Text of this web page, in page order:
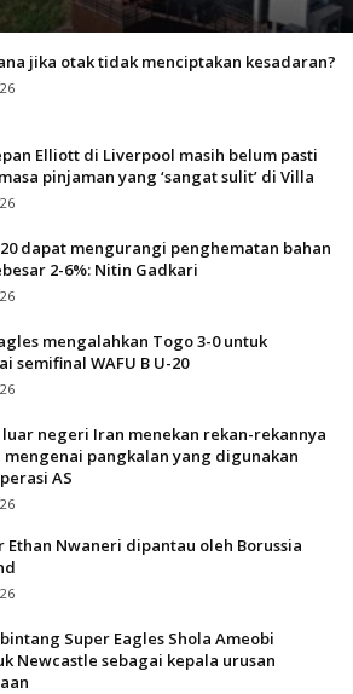
jika otak tidak menciptakan kesadaran?
Elliott di Liverpool masih belum pasti
pinjaman yang ‘sangat sulit’ di Villa
dapat mengurangi penghematan bahan
2-6%: Nitin Gadkari
mengalahkan Togo 3-0 untuk
semifinal WAFU B U-20
negeri Iran menekan rekan-rekannya
mengenai pangkalan yang digunakan
AS
Ethan Nwaneri dipantau oleh Borussia
Super Eagles Shola Ameobi
Newcastle sebagai kepala urusan